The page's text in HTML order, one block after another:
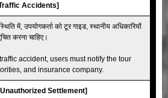
/ Traffic Accidents]
में, उपयोगकर्ता को टूर गाइड, स्थानीय अधिकारियों
करना चाहिए।
accident, users must notify the tour
and insurance company.
Unauthorized Settlement]